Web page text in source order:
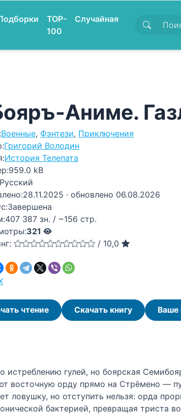
TOP-
100
Случайная
Аниме.
Военные, Фэнтези, Приключения
Григорий Володин
История Телепата
959.0 kB
Русский
28.11.2025 · обновлено 06.08.2026
Завершена
407 387 зн. / ~156 стр.
321
/ 10,0
чтение Скачать книгу Ваше
гулей, но боярская
восточную орду прямо на Стрёмено —
ловушку, но отступить нельзя: орда
бактерией, превращая триста